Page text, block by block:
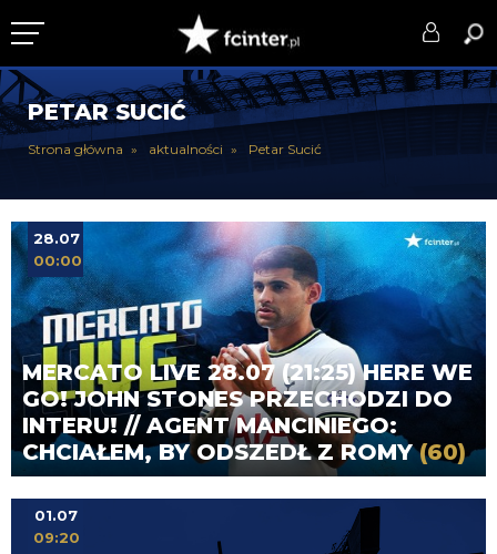
KLUB
DRUŻYNA
PUCHARY
DLA TIFOSICH
SERWIS
PETAR SUCIĆ
Strona główna aktualności Petar Sucić
MERCATO LIVE 28.07 (21:25) HERE WE
GO! JOHN STONES PRZECHODZI DO
INTERU! // AGENT MANCINIEGO:
CHCIAŁEM, BY ODSZEDŁ Z ROMY(60)
28.07
00:00
01.07
09:20